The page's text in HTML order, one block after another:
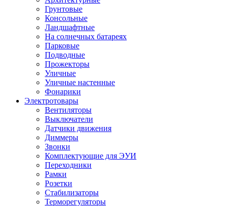
Грунтовые
Консольные
Ландшафтные
На солнечных батареях
Парковые
Подводные
Прожекторы
Уличные
Уличные настенные
Фонарики
Электротовары
Вентиляторы
Выключатели
Датчики движения
Диммеры
Звонки
Комплектующие для ЭУИ
Переходники
Рамки
Розетки
Стабилизаторы
Терморегуляторы